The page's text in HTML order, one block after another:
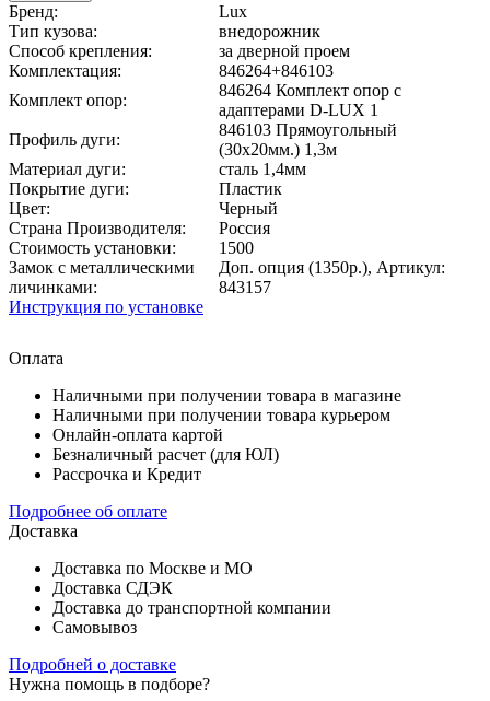
Бренд:
Lux
Тип кузова:
внедорожник
Способ крепления:
за дверной проем
Комплектация:
846264+846103
Комплект опор:
846264 Комплект опор с
адаптерами D-LUX 1
Профиль дуги:
846103 Прямоугольный
(30x20мм.) 1,3м
Материал дуги:
сталь 1,4мм
Покрытие дуги:
Пластик
Цвет:
Черный
Страна Производителя:
Россия
Стоимость установки:
1500
Замок с металлическими
личинками:
Доп. опция (1350р.), Артикул:
843157
Инструкция по установке
Оплата
Наличными при получении товара в магазине
Наличными при получении товара курьером
Онлайн-оплата картой
Безналичный расчет (для ЮЛ)
Рассрочка и Кредит
Подробнее об оплате
Доставка
Доставка по Москве и МО
Доставка СДЭК
Доставка до транспортной компании
Самовывоз
Подробней о доставке
Нужна помощь в подборе?